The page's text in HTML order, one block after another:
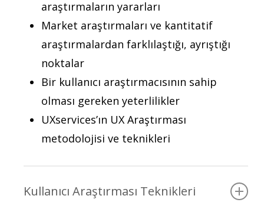
araştırmaların yararları
Market araştırmaları ve kantitatif
araştırmalardan farklılaştığı, ayrıştığı
noktalar
Bir kullanıcı araştırmacısının sahip
olması gereken yeterlilikler
UXservices’ın UX Araştırması
metodolojisi ve teknikleri
Kullanıcı Araştırması Teknikleri